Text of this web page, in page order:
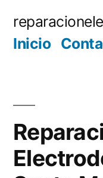
Inicio